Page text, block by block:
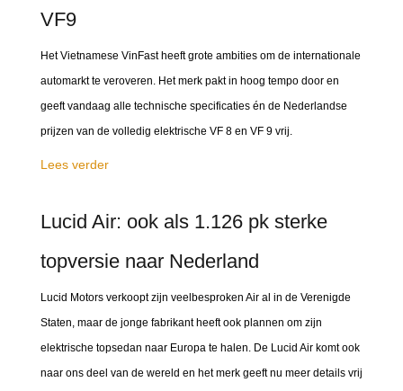
VF9
Het Vietnamese VinFast heeft grote ambities om de internationale
automarkt te veroveren. Het merk pakt in hoog tempo door en
geeft vandaag alle technische specificaties én de Nederlandse
prijzen van de volledig elektrische VF 8 en VF 9 vrij.
Lees verder
Lucid Air: ook als 1.126 pk sterke
topversie naar Nederland
Lucid Motors verkoopt zijn veelbesproken Air al in de Verenigde
Staten, maar de jonge fabrikant heeft ook plannen om zijn
elektrische topsedan naar Europa te halen. De Lucid Air komt ook
naar ons deel van de wereld en het merk geeft nu meer details vrij